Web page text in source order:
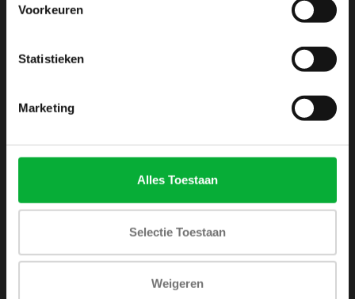
Voorkeuren
Statistieken
Marketing
Alles Toestaan
Selectie Toestaan
Weigeren
Disclaimer
Privacy Policy
Sitemap
Traveling Tailor